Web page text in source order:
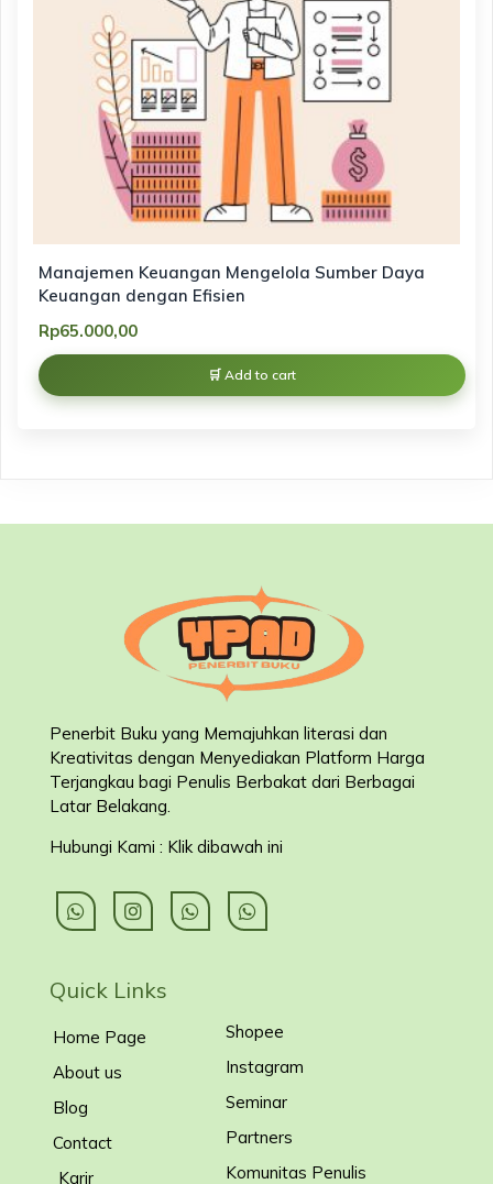
Manajemen Keuangan Mengelola Sumber Daya
Keuangan dengan Efisien
Rp65.000,00
Add to cart
Penerbit Buku yang Memajuhkan literasi dan
Kreativitas dengan Menyediakan Platform Harga
Terjangkau bagi Penulis Berbakat dari Berbagai
Latar Belakang
Hubungi Kami : Klik dibawah ini
Quick Links
Home Page
About us
Blog
Contact
Karir
Shopee
Instagram
Seminar
Partners
Komunitas Penulis